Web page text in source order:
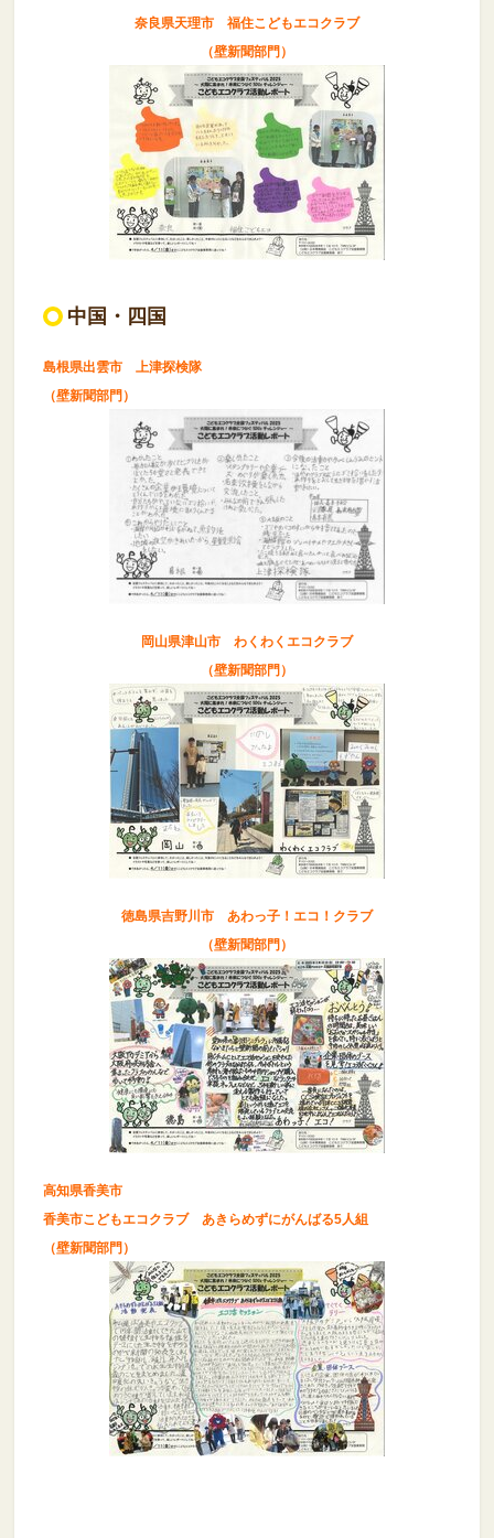
奈良県天理市 福住こどもエコクラブ
（壁新聞部門）
中国・四国
島根県出雲市 上津探検隊
（壁新聞部門）
岡山県津山市 わくわくエコクラブ
（壁新聞部門）
徳島県吉野川市 あわっ子！エコ！クラブ
（壁新聞部門）
高知県香美市
香美市こどもエコクラブ あきらめずにがんばる5人組
（壁新聞部門）